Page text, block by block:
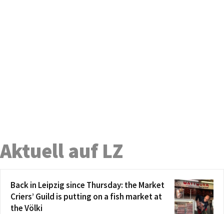
Aktuell auf LZ
Back in Leipzig since Thursday: the Market
Criers’ Guild is putting on a fish market at
the Völki